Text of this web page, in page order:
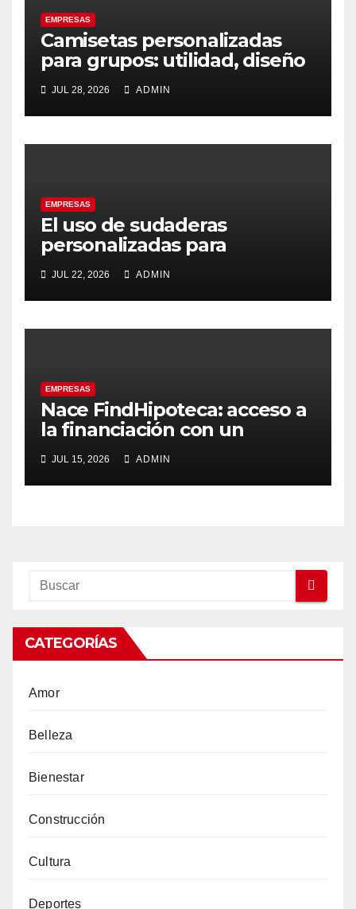
EMPRESAS
Camisetas personalizadas
para grupos: utilidad, diseño
JUL 28, 2026 ADMIN
EMPRESAS
El uso de sudaderas
personalizadas para
marca en los grupos
JUL 22, 2026 ADMIN
EMPRESAS
Nace FindHipoteca: acceso a
la financiación con un
personalizado
JUL 15, 2026 ADMIN
CATEGORÍAS
Amor
Belleza
Bienestar
Construcción
Cultura
Deportes